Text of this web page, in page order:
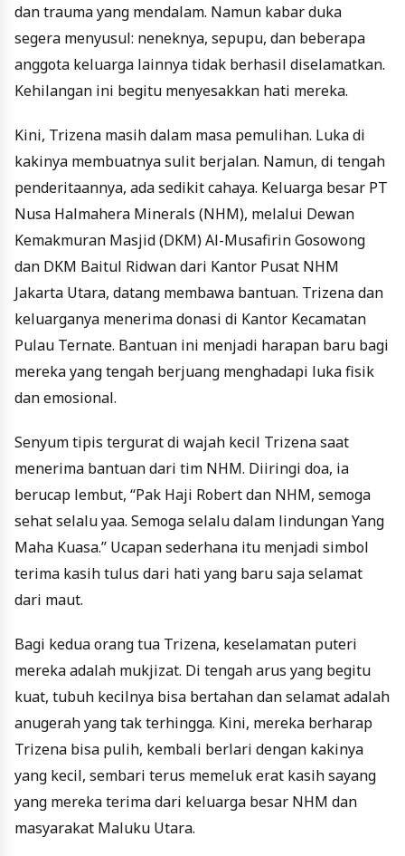
dan trauma yang mendalam. Namun kabar duka
segera menyusul: neneknya, sepupu, dan beberapa
anggota keluarga lainnya tidak berhasil diselamatkan.
Kehilangan ini begitu menyesakkan hati mereka.
Kini, Trizena masih dalam masa pemulihan. Luka di
kakinya membuatnya sulit berjalan. Namun, di tengah
penderitaannya, ada sedikit cahaya. Keluarga besar PT
Nusa Halmahera Minerals (NHM), melalui Dewan
Kemakmuran Masjid (DKM) Al-Musafirin Gosowong
dan DKM Baitul Ridwan dari Kantor Pusat NHM
Jakarta Utara, datang membawa bantuan. Trizena dan
keluarganya menerima donasi di Kantor Kecamatan
Pulau Ternate. Bantuan ini menjadi harapan baru bagi
mereka yang tengah berjuang menghadapi luka fisik
dan emosional.
Senyum tipis tergurat di wajah kecil Trizena saat
menerima bantuan dari tim NHM. Diiringi doa, ia
berucap lembut, “Pak Haji Robert dan NHM, semoga
sehat selalu yaa. Semoga selalu dalam lindungan Yang
Maha Kuasa.” Ucapan sederhana itu menjadi simbol
terima kasih tulus dari hati yang baru saja selamat
dari maut.
Bagi kedua orang tua Trizena, keselamatan puteri
mereka adalah mukjizat. Di tengah arus yang begitu
kuat, tubuh kecilnya bisa bertahan dan selamat adalah
anugerah yang tak terhingga. Kini, mereka berharap
Trizena bisa pulih, kembali berlari dengan kakinya
yang kecil, sembari terus memeluk erat kasih sayang
yang mereka terima dari keluarga besar NHM dan
masyarakat Maluku Utara.